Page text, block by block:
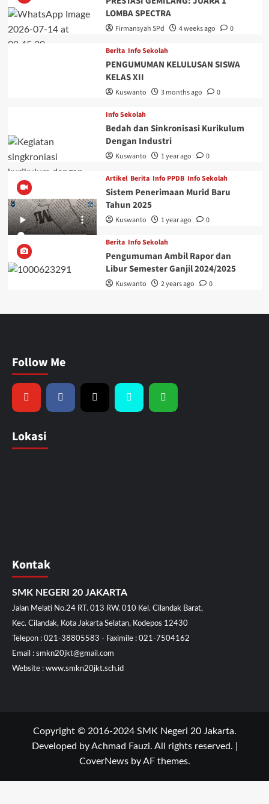
LOMBA SPECTRA
Firmansyah SPd 4 weeks ago 0
Berita Info Sekolah
PENGUMUMAN KELULUSAN SISWA
KELAS XII
Kuswanto 3 months ago 0
Info Sekolah
Bedah dan Sinkronisasi Kurikulum
Dengan Industri
Kuswanto 1 year ago 0
Artikel Berita Info PPDB Info Sekolah
Sistem Penerimaan Murid Baru
Tahun 2025
Kuswanto 1 year ago 0
Berita Info Sekolah
Pengumuman Ambil Rapor dan
Libur Semester Ganjil 2024/2025
Kuswanto 2 years ago 0
Follow Me
Lokasi
Kontak
SMK NEGERI 20 JAKARTA
Jalan Melati No.24 RT. 013 RW. 010 Kel. Cilandak Barat,
Kec. Cilandak, Kota Jakarta Selatan, Kodepos 12430
Telepon : 021-38805583 - Faximile : 021-7504162
Email : smkn20jkt@gmail.com
Website : www.smkn20jkt.sch.id
Copyright © 2016-2024 SMK Negeri 20 Jakarta.
Developed by Achmad Fauzi. All rights reserved.
CoverNewsby AF themes.